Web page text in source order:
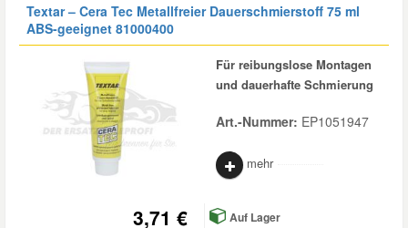
Textar – Cera Tec Metallfreier Dauerschmierstoff 75 ml
ABS-geeignet 81000400
Für reibungslose Montagen
und dauerhafte Schmierung
Art.-Nummer: EP1051947
mehr
3,71 € Auf Lager
Scheibenreinigung
Zündanlage und Glühanlage
Karosserie Werkzeug
Werkstattbedarf
Winter-Autozubehör
Daewoo Ersatzteile
Daihatsu Ersatzteile
Dodge Ersatzteile